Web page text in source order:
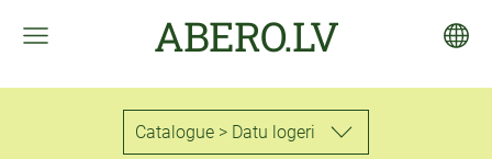
ABERO.LV
Catalogue > Datu logeri